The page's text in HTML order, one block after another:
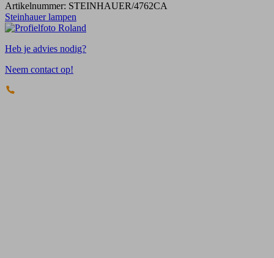
Artikelnummer: STEINHAUER/4762CA
Steinhauer lampen
Heb je advies nodig?
Neem contact op!